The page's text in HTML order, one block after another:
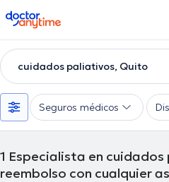
doctoranytime
cuidados paliativos, Quito
Seguros médicos
1 Especialista en
reembolso con cualquier